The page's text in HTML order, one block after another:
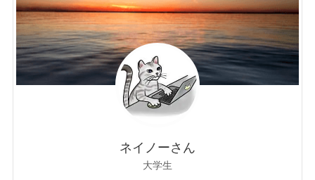
ネイノーさん
大学生